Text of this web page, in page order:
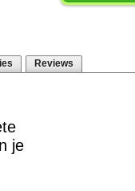
Reviews
je